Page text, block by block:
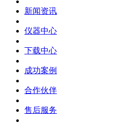
新闻资讯
仪器中心
下载中心
成功案例
合作伙伴
售后服务